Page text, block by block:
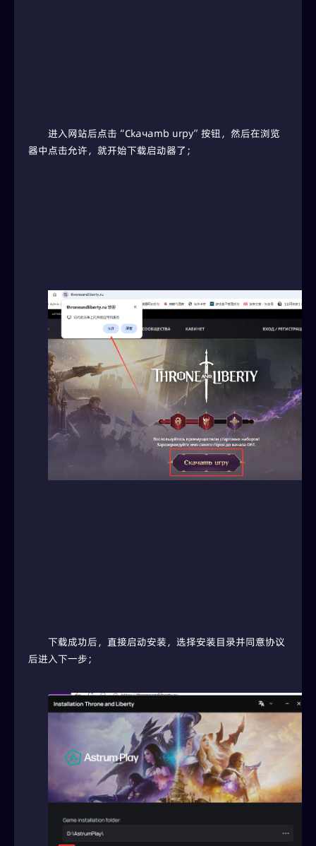
进入网站后点击“Ckaчamb urpy”按钮，然后在浏览
器中点击允许，就开始下载启动器了；
下载成功后，直接启动安装，选择安装目录并同意协议
后进入下一步；